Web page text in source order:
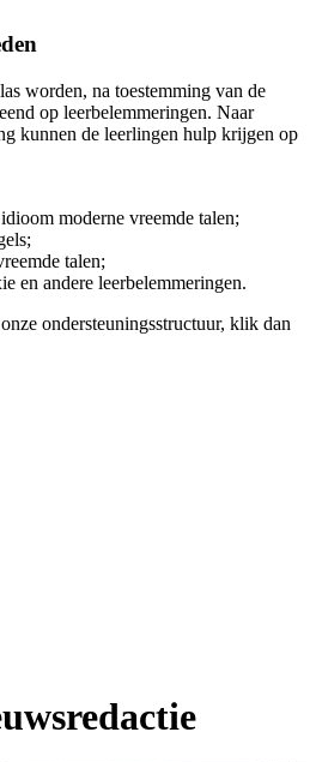
worden, na toestemming van de
op leerbelemmeringen. Naar
kunnen de leerlingen hulp krijgen op
moderne vreemde talen;
talen;
en andere leerbelemmeringen.
ondersteuningsstructuur, klik dan